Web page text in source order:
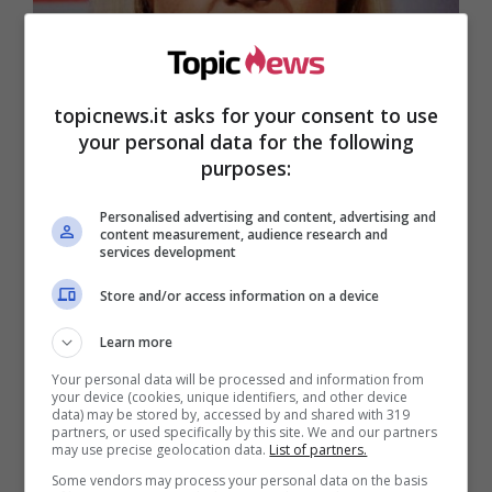
Ed è proprio riguardo a quest’ultimo settore che,
di recente, è trapelata una notizia che ha
topicnews.it asks for your consent to use
your personal data for the following
purposes:
Personalised advertising and content, advertising and
content measurement, audience research and
services development
Store and/or access information on a device
Learn more
Your personal data will be processed and information from
your device (cookies, unique identifiers, and other device
data) may be stored by, accessed by and shared with 319
partners, or used specifically by this site. We and our partners
may use precise geolocation data. List of partners.
Some vendors may process your personal data on the basis